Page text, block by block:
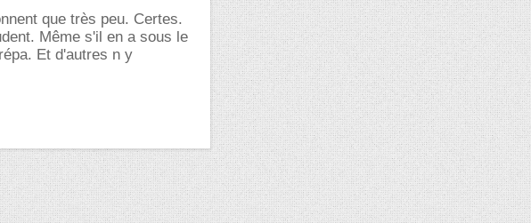
que très peu. Certes.
Même s'il en a sous le
Et d'autres n y